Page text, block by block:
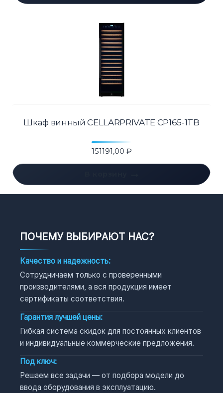
Шкаф винный CELLARPRIVATE CP165-1TB
151191,00 ₽
ПОЧЕМУ ВЫБИРАЮТ НАС?
Качество и надежность:
Сотрудничаем только с проверенными
производителями, а вся продукция имеет
сертификаты соответствия.
Гарантия лучшей цены:
Гибкая система скидок для постоянных клиентов
и индивидуальные коммерческие предложения.
Под ключ:
Решаем все задачи — от подбора модели до
ввода оборудования в эксплуатацию.